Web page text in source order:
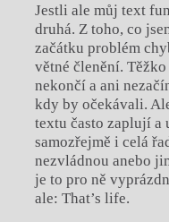
Jestli ale můj text
druhá. Z toho, co
začátku problém
větné členění.
nekončí a ani
kdy by očekávali.
textu často zaplují a
samozřejmě i celá
nezvládnou anebo
je to pro ně
ale: That’s life.